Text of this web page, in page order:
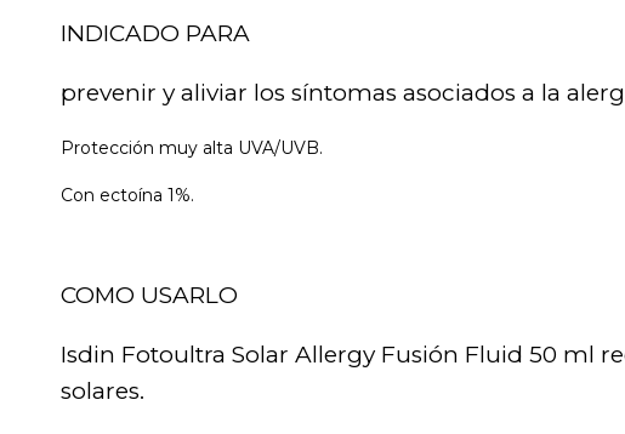
INDICADO PARA
prevenir y aliviar los síntomas asociados a la
Protección muy alta UVA/UVB.
Con ectoína 1%.
COMO USARLO
Isdin Fotoultra Solar Allergy Fusión Fluid 50 ml
solares.